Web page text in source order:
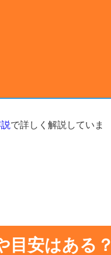
で詳しく解説していま
目安はある？